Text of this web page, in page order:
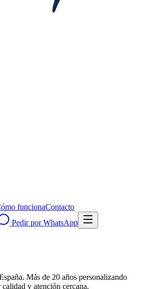
funcionaContacto
Pedir por WhatsApp
Más de 20 años personalizando
y atención cercana.